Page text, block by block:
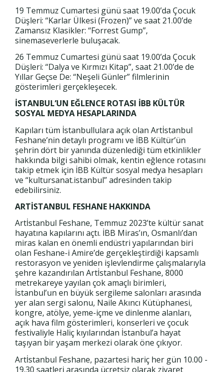
19 Temmuz Cumartesi günü saat 19.00’da Çocuk
Düşleri: “Karlar Ülkesi (Frozen)” ve saat 21.00’de
Zamansız Klasikler: “Forrest Gump”,
sinemaseverlerle buluşacak.
26 Temmuz Cumartesi günü saat 19.00’da Çocuk
Düşleri: “Dalya ve Kırmızı Kitap”, saat 21.00’de de
Yıllar Geçse De: “Neşeli Günler” filmlerinin
gösterimleri gerçekleşecek.
İSTANBUL’UN EĞLENCE ROTASI İBB KÜLTÜR
SOSYAL MEDYA HESAPLARINDA
Kapıları tüm İstanbullulara açık olan Artİstanbul
Feshane’nin detaylı programı ve İBB Kültür’ün
şehrin dört bir yanında düzenlediği tüm etkinlikler
hakkında bilgi sahibi olmak, kentin eğlence rotasını
takip etmek için İBB Kültür sosyal medya hesapları
ve “kultursanat.istanbul” adresinden takip
edebilirsiniz.
ARTİSTANBUL FESHANE HAKKINDA
Artİstanbul Feshane, Temmuz 2023’te kültür sanat
hayatına kapılarını açtı. İBB Miras’ın, Osmanlı’dan
miras kalan en önemli endüstri yapılarından biri
olan Feshane-i Amire’de gerçekleştirdiği kapsamlı
restorasyon ve yeniden işlevlendirme çalışmalarıyla
şehre kazandırılan Artİstanbul Feshane, 8000
metrekareye yayılan çok amaçlı birimleri,
İstanbul’un en büyük sergileme salonları arasında
yer alan sergi salonu, Naile Akıncı Kütüphanesi,
kongre, atölye, yeme-içme ve dinlenme alanları,
açık hava film gösterimleri, konserleri ve çocuk
festivaliyle Haliç kıyılarından İstanbul’a hayat
taşıyan bir yaşam merkezi olarak öne çıkıyor.
Artİstanbul Feshane, pazartesi hariç her gün 10.00 -
19.30 saatleri arasında ücretsiz olarak ziyaret